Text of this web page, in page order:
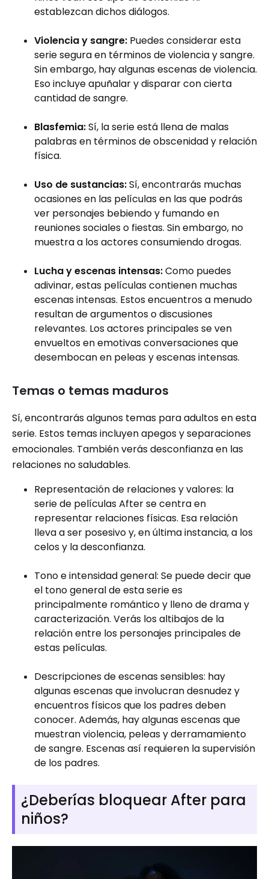
establezcan dichos diálogos.
Violencia y sangre: Puedes considerar esta
serie segura en términos de violencia y sangre.
Sin embargo, hay algunas escenas de violencia.
Eso incluye apuñalar y disparar con cierta
cantidad de sangre.
Blasfemia:Sí, la serie está llena de malas
palabras en términos de obscenidad y relación
física.
Uso de sustancias:Sí, encontrarás muchas
ocasiones en las películas en las que podrás
ver personajes bebiendo y fumando en
reuniones sociales o fiestas. Sin embargo, no
muestra a los actores consumiendo drogas.
Lucha y escenas intensas:Como puedes
adivinar, estas películas contienen muchas
escenas intensas. Estos encuentros a menudo
resultan de argumentos o discusiones
relevantes. Los actores principales se ven
envueltos en emotivas conversaciones que
desembocan en peleas y escenas intensas.
Temas o temas maduros
Sí, encontrarás algunos temas para adultos en esta
serie. Estos temas incluyen apegos y separaciones
emocionales. También verás desconfianza en las
relaciones no saludables.
Representación de relaciones y valores: la
serie de películas After se centra en
representar relaciones físicas. Esa relación
lleva a ser posesivo y, en última instancia, a los
celos y la desconfianza.
Tono e intensidad general: Se puede decir que
el tono general de esta serie es
principalmente romántico y lleno de drama y
caracterización. Verás los altibajos de la
relación entre los personajes principales de
estas películas.
Descripciones de escenas sensibles: hay
algunas escenas que involucran desnudez y
encuentros físicos que los padres deben
conocer. Además, hay algunas escenas que
muestran violencia, peleas y derramamiento
de sangre. Escenas así requieren la supervisión
de los padres.
¿Deberías bloquear After para
niños?